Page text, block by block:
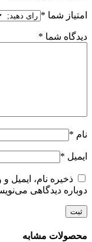
امتیاز شما *
دیدگاه شما *
نام *
ایمیل *
ذخیره نام، ایمیل
دوباره دیدگاهی
محصولات مشابه